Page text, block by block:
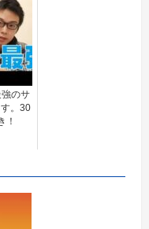
強のサ
。30
！